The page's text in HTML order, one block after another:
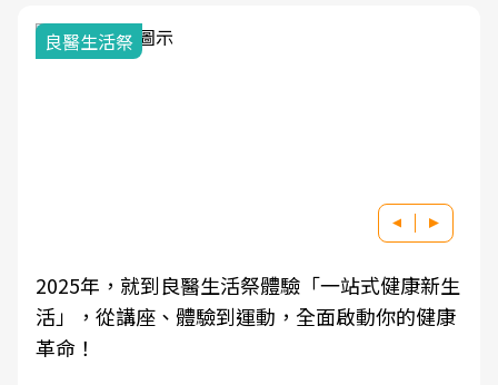
良醫生活祭
2025年，就到良醫生活祭體驗「一站式健康新生
活」，從講座、體驗到運動，全面啟動你的健康
革命！